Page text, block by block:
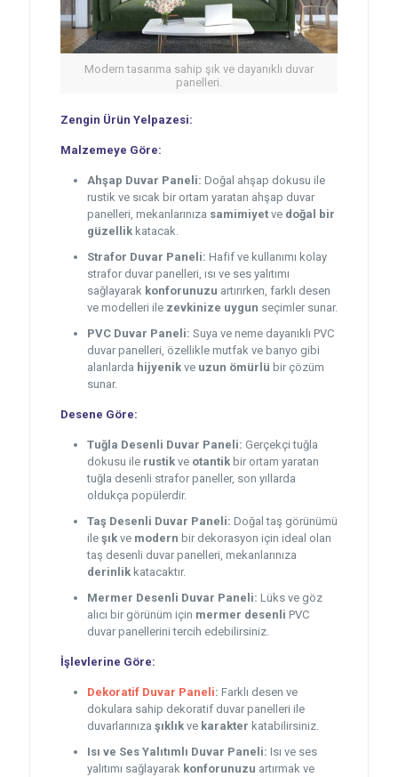
Modern tasarıma sahip şık ve dayanıklı duvar
panelleri.
Zengin Ürün Yelpazesi:
Malzemeye Göre:
Ahşap Duvar Paneli: Doğal ahşap dokusu ile
rustik ve sıcak bir ortam yaratan ahşap duvar
panelleri, mekanlarınıza samimiyetve doğal bir
güzellikkatacak.
Strafor Duvar Paneli: Hafif ve kullanımı kolay
strafor duvar panelleri, ısı ve ses yalıtımı
sağlayarak konforunuzu artırırken, farklı desen
ve modelleri ile zevkinize uygun seçimler sunar.
PVC Duvar Paneli: Suya ve neme dayanıklı PVC
duvar panelleri, özellikle mutfak ve banyo gibi
alanlarda hijyenikve uzun ömürlü bir çözüm
sunar.
Desene Göre:
Tuğla Desenli Duvar Paneli: Gerçekçi tuğla
dokusu ile rustikve otantikbir ortam yaratan
tuğla desenli strafor paneller, son yıllarda
oldukça popülerdir.
Taş Desenli Duvar Paneli: Doğal taş görünümü
ile şıkve modern bir dekorasyon için ideal olan
taş desenli duvar panelleri, mekanlarınıza
derinlikkatacaktır.
Mermer Desenli Duvar Paneli: Lüks ve göz
alıcı bir görünüm için mermer desenli PVC
duvar panellerini tercih edebilirsiniz.
İşlevlerine Göre:
Dekoratif Duvar Paneli: Farklı desen ve
dokulara sahip dekoratif duvar panelleri ile
duvarlarınıza şıklıkve karakter katabilirsiniz.
Isı ve Ses Yalıtımlı Duvar Paneli: Isı ve ses
yalıtımı sağlayarak konforunuzu artırmak ve